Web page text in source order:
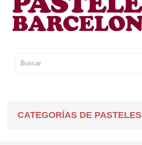
CATEGORÍAS DE PASTELES